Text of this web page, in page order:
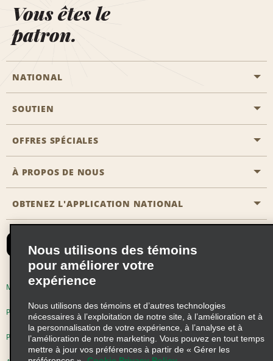
Vous êtes le
patron.
NATIONAL
Aviation générale
Emplacements Emerald Aisle
Agents de voyage
Réserver un véhicule pour quelqu'un d'autre
Emerald Club se connecter
Emerald Club S'inscrire
Emerald Club Avantages
Emerald Club Services
SOUTIEN
Clients ayant un handicap
Nous contacter
FAQ
OFFRES SPÉCIALES
Toutes les offres
Abonnement aux courriels
À PROPOS DE NOUS
Histoire de l’entreprise
Nouvelles et histoires
Responsabilité sociale
Occasions de franchise mondiales
Perspectives de carrière
OBTENEZ L'APPLICATION NATIONAL
Modalités d'utilisation
Politique sur les fichiers témoins
Pluriannuel d'accessibilité Choix de confidentialité
Nous utilisons des témoins
pour améliorer votre
expérience
Nous utilisons des témoins et d’autres technologies
nécessaires à l’exploitation de notre site, à l’amélioration et à
la personnalisation de votre expérience, à l’analyse et à
l’amélioration de notre marketing. Vous pouvez en tout temps
mettre à jour vos préférences à partir de « Gérer les